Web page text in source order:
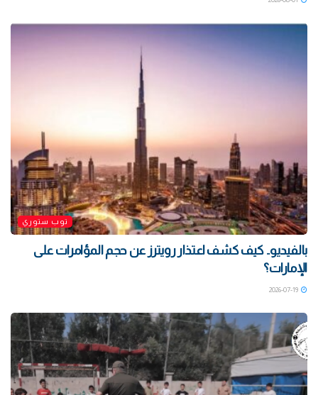
توب ستوري
بالفيديو.. كيف كشف اعتذار رويترز عن حجم المؤامرات على
الإمارات؟